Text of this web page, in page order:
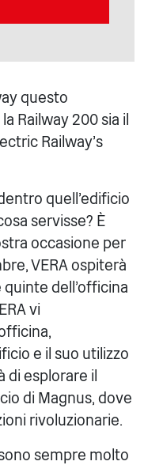
questo
Railway 200 sia il
Railway's
quell'edificio
servisse? È
occasione per
VERA ospiterà
dell'officina
vi
e il suo utilizzo
di esplorare il
di Magnus, dove
rivoluzionarie.
sempre molto